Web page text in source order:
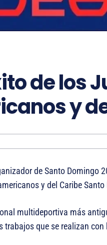
de los
y
de Santo Domingo
y del Caribe
multideportiva más
trabajos que se realizan